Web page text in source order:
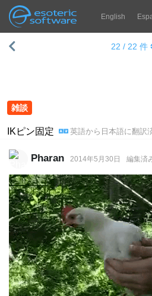
Esoteric
Navigation English
ホーム
お問い合わせ
Spine
今すぐ
購入
雑談
IKピン固定 英語から 日本語に翻訳
22 / 22 件
Pharan 2014年5月30日 編集済